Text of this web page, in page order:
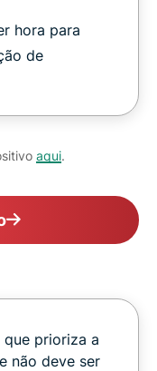
hora para
de
aqui.
que prioriza a
não deve ser